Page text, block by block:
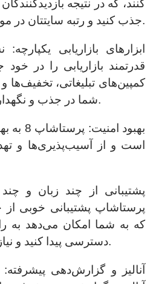
کنند، که در نتیجه
جذب کنید و رتبه سایتتان در موتورهای جستجو بهبود یابد.
قدرتمند بازاریابی را در
کمپین‌های تبلیغاتی، تخفیف‌ها
شما در جذب و نگهداری مشتریان کمک می‌کند.
است و از آسیب‌پذیری‌ها و
پرستاشاپ پشتیبانی خوبی از
که به شما امکان می‌دهد به
دسترسی پیدا کنید و نیازهای آن‌ها را برآورده کنید.